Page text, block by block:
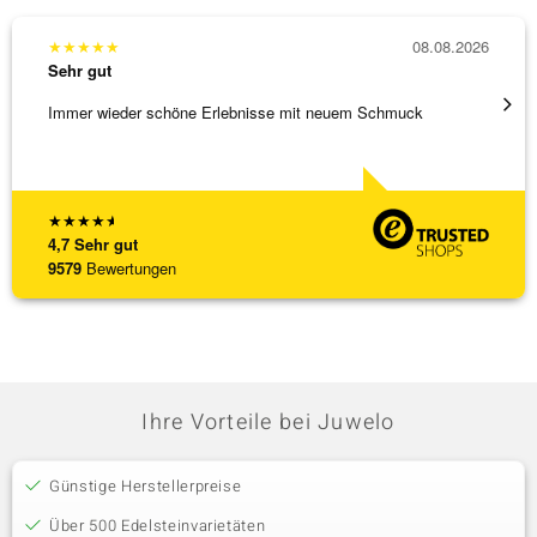
★★★★★
4,7 Sehr gut
9579 Bewertungen
★★★★★
Sehr gut
Immer wieder schöne Erlebnisse mit neuem Schmuck
08.08.2026
Ihre Vorteile bei Juwelo
Günstige Herstellerpreise
Über 500 Edelsteinvarietäten